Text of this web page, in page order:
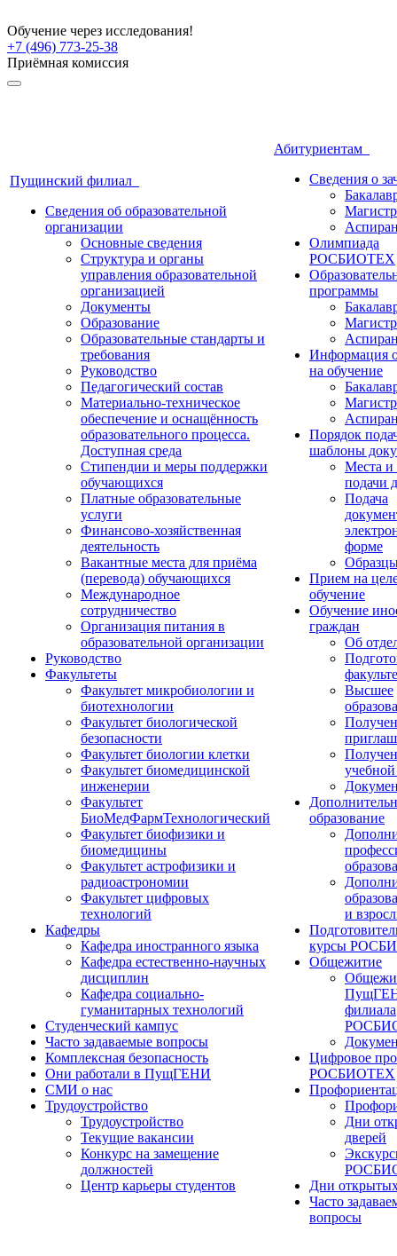
Обучение через исследования!
+7 (496) 773-25-38
Приёмная комиссия
Пущинский филиал
Сведения об образовательной
организации
Основные сведения
Структура и органы
управления образовательной
организацией
Документы
Образование
Образовательные стандарты и
требования
Руководство
Педагогический состав
Материально-техническое
обеспечение и оснащённость
образовательного процесса.
Доступная среда
Стипендии и меры поддержки
обучающихся
Платные образовательные
услуги
Финансово-хозяйственная
деятельность
Вакантные места для приёма
(перевода) обучающихся
Международное
сотрудничество
Организация питания в
образовательной организации
Руководство
Факультеты
Факультет микробиологии и
биотехнологии
Факультет биологической
безопасности
Факультет биологии клетки
Факультет биомедицинской
инженерии
Факультет
БиоМедФармТехнологический
Факультет биофизики и
биомедицины
Факультет астрофизики и
радиоастрономии
Факультет цифровых
технологий
Кафедры
Кафедра иностранного языка
Кафедра естественно-научных
дисциплин
Кафедра социально-
гуманитарных технологий
Студенческий кампус
Часто задаваемые вопросы
Комплексная безопасность
Они работали в ПущГЕНИ
СМИ о нас
Трудоустройство
Трудоустройство
Текущие вакансии
Конкурс на замещение
должностей
Центр карьеры студентов
Абитуриентам
Сведения о
Олимпиада
РОСБИОТЕХ
программы
Информация
на обучение
Порядок
шаблоны
Места и
подачи
Подача
форме
Прием на
обучение
Обучение
граждан
Об
Высшее
образование
и
курсы
Общежитие
филиала
Цифровое
РОСБИОТЕХ
Дни
дверей
Дни
Часто
вопросы